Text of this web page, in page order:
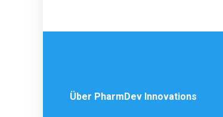
Über PharmDev Innovations